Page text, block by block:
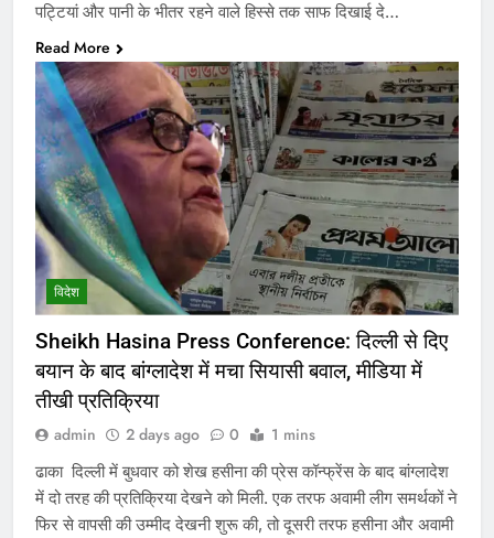
पट्टियां और पानी के भीतर रहने वाले हिस्से तक साफ दिखाई दे…
Read More
विदेश
Sheikh Hasina Press Conference: दिल्ली से दिए
बयान के बाद बांग्लादेश में मचा सियासी बवाल, मीडिया में
तीखी प्रतिक्रिया
admin 2 days ago 0 1 mins
ढाका दिल्ली में बुधवार को शेख हसीना की प्रेस कॉन्फ्रेंस के बाद बांग्लादेश
में दो तरह की प्रतिक्रिया देखने को मिली. एक तरफ अवामी लीग समर्थकों ने
फिर से वापसी की उम्मीद देखनी शुरू की, तो दूसरी तरफ हसीना और अवामी